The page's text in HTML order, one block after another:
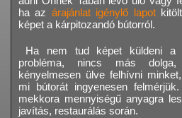
ha az árajánlat igénylő lapot
képet a kárpitozandó bútorról.
Ha nem tud képet küldeni a
probléma, nincs más
kényelmesen ülve felhívni
mi bútorát ingyenesen
mekkora mennyiségű anyagra
javítás, restaurálás során.